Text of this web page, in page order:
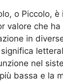
o Piccolo, è
valore che ha
in
nel
bassa e la